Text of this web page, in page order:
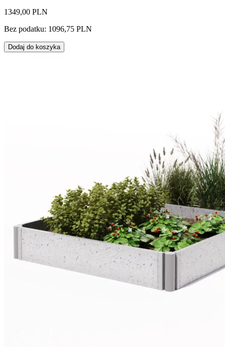
1349,00 PLN
Bez podatku: 1096,75 PLN
Dodaj do koszyka